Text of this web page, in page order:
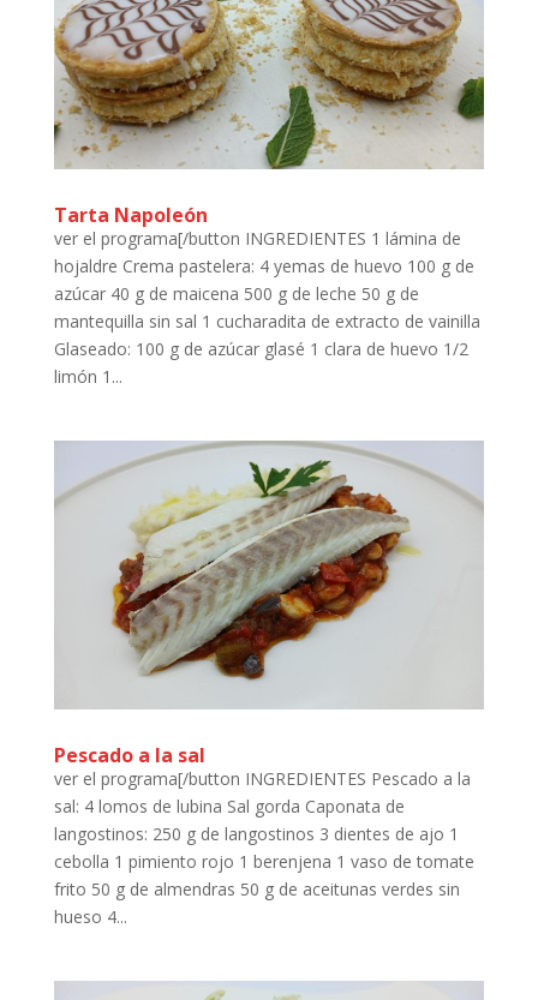
Tarta Napoleón
ver el programa[/button INGREDIENTES 1 lámina de
hojaldre Crema pastelera: 4 yemas de huevo 100 g de
azúcar 40 g de maicena 500 g de leche 50 g de
mantequilla sin sal 1 cucharadita de extracto de vainilla
Glaseado: 100 g de azúcar glasé 1 clara de huevo 1/2
limón 1...
Pescado a la sal
ver el programa[/button INGREDIENTES Pescado a la
sal: 4 lomos de lubina Sal gorda Caponata de
langostinos: 250 g de langostinos 3 dientes de ajo 1
cebolla 1 pimiento rojo 1 berenjena 1 vaso de tomate
frito 50 g de almendras 50 g de aceitunas verdes sin
hueso 4...